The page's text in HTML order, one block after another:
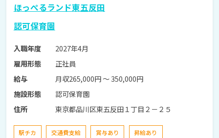
ほっぺるランド東五反田
認可保育園
入職年度
2027年4月
雇用形態
正社員
給与
月収265,000円 〜 350,000円
施設形態
認可保育園
住所
東京都品川区東五反田１丁目２－２５
駅チカ 交通費支給 賞与あり
昇給あり